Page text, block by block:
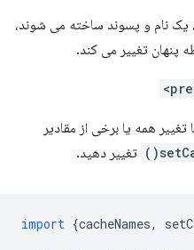
یک نام و پسوند ساخته می شوند،
پنهان تغییر می کند.
همه یا برخی از مقادیر
تغییر دهید.
import {cacheNames,